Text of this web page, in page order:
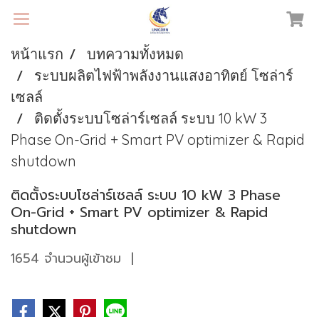
หน้าแรก
บทความทั้งหมด
ระบบผลิตไฟฟ้าพลังงานแสงอาทิตย์ โซล่าร์
เซลล์
ติดตั้งระบบโซล่าร์เซลล์ ระบบ 10 kW 3
Phase On-Grid + Smart PV optimizer & Rapid
shutdown
ติดตั้งระบบโซล่าร์เซลล์ ระบบ 10 kW 3 Phase
On-Grid + Smart PV optimizer & Rapid
shutdown
1654 จำนวนผู้เข้าชม |